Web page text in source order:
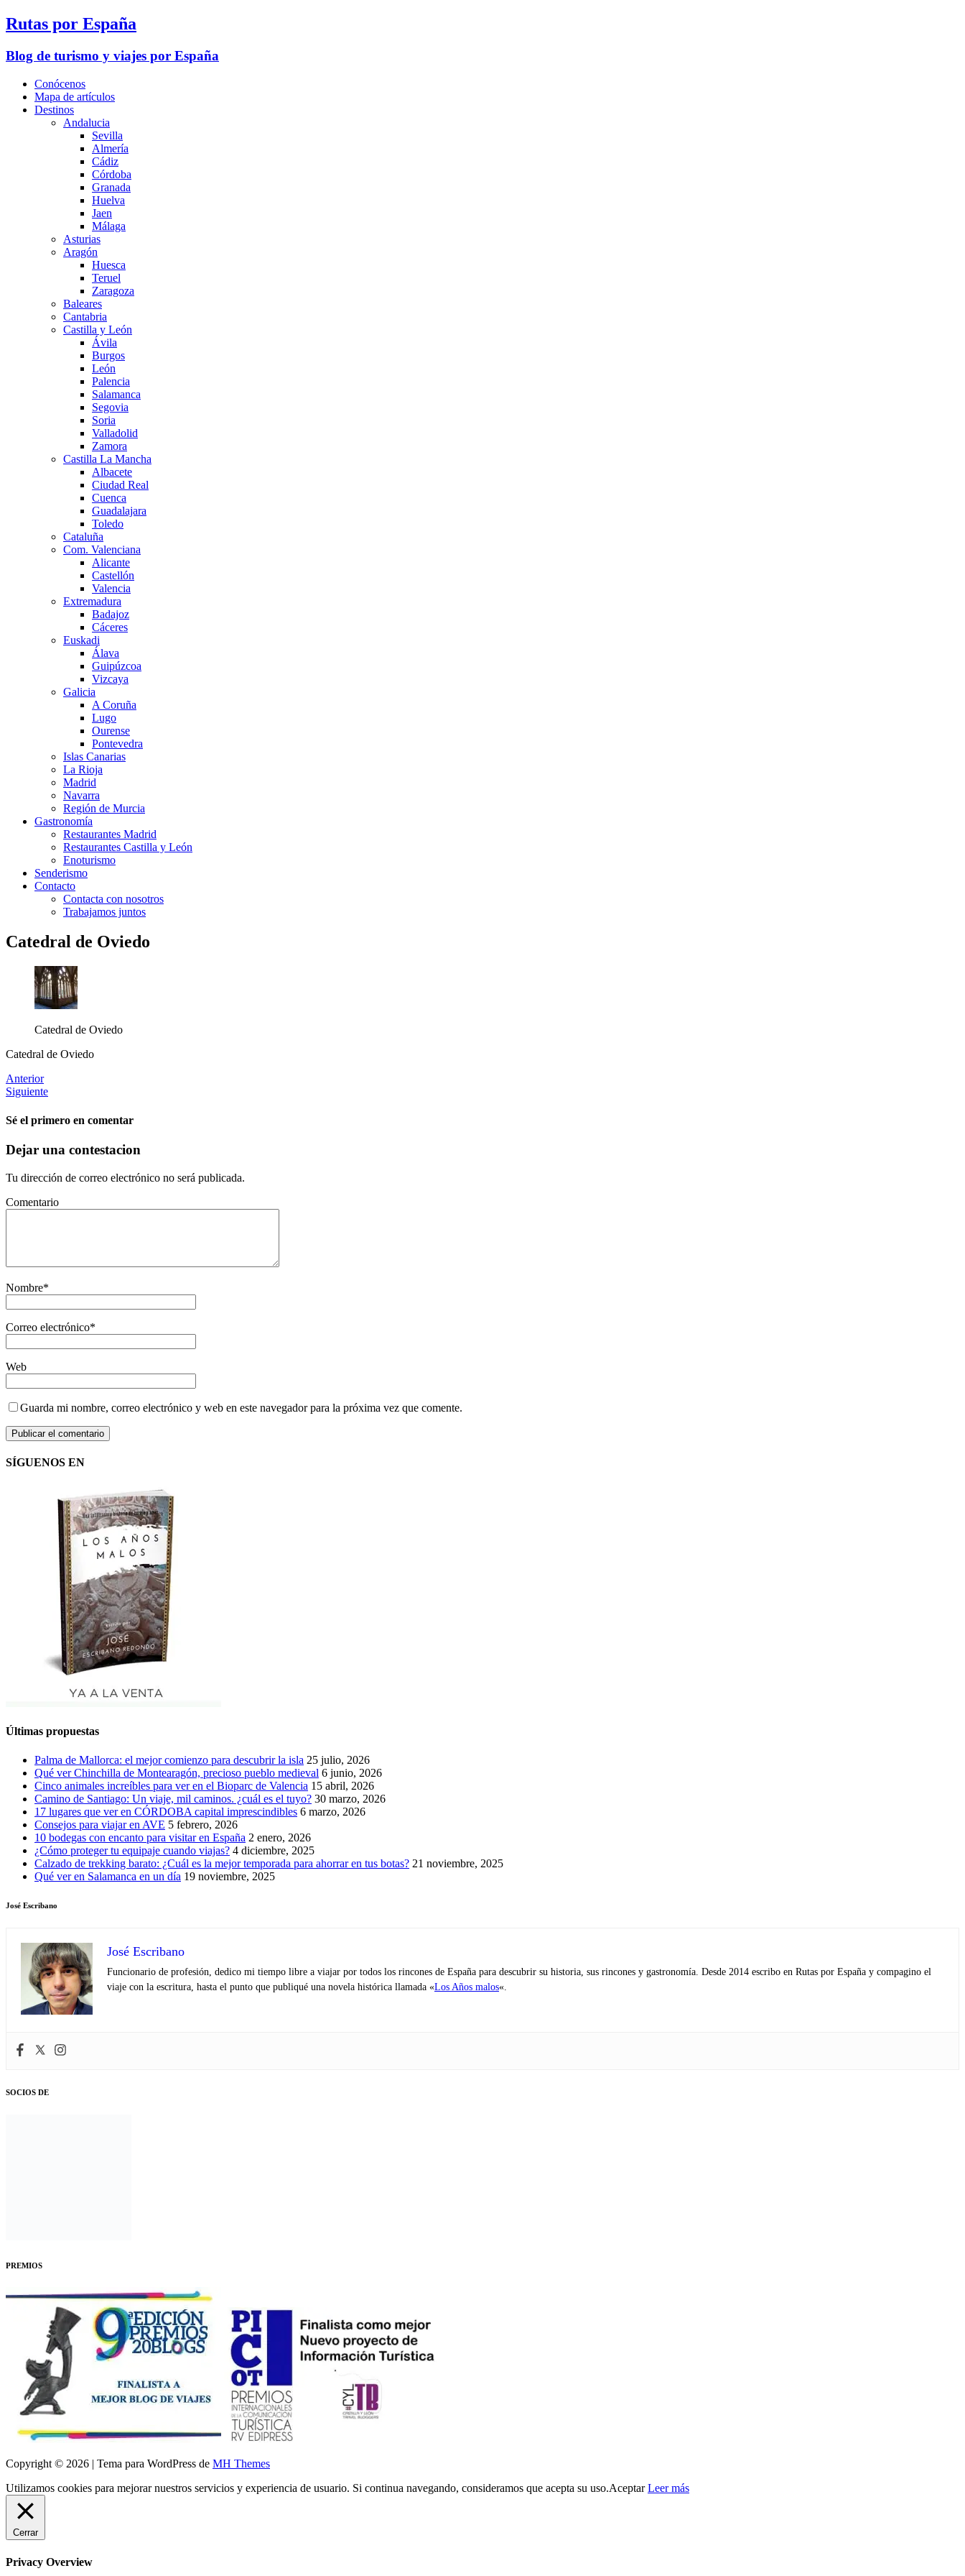
Rutas por España
Blog de turismo y viajes por España
Conócenos
Mapa de artículos
Destinos
Andalucia
Sevilla
Almería
Cádiz
Córdoba
Granada
Huelva
Jaen
Málaga
Asturias
Aragón
Huesca
Teruel
Zaragoza
Baleares
Cantabria
Castilla y León
Ávila
Burgos
León
Palencia
Salamanca
Segovia
Soria
Valladolid
Zamora
Castilla La Mancha
Albacete
Ciudad Real
Cuenca
Guadalajara
Toledo
Cataluña
Com. Valenciana
Alicante
Castellón
Valencia
Extremadura
Badajoz
Cáceres
Euskadi
Álava
Guipúzcoa
Vizcaya
Galicia
A Coruña
Lugo
Ourense
Pontevedra
Islas Canarias
La Rioja
Madrid
Navarra
Región de Murcia
Gastronomía
Restaurantes Madrid
Restaurantes Castilla y León
Enoturismo
Senderismo
Contacto
Contacta con nosotros
Trabajamos juntos
Catedral de Oviedo
Catedral de Oviedo
Catedral de Oviedo
Anterior
Siguiente
Sé el primero en comentar
Dejar una contestacion
Tu dirección de correo electrónico no será publicada.
Comentario
Nombre*
Correo electrónico*
Web
Guarda mi nombre, correo electrónico y web en este navegador para la próxima vez que comente.
SÍGUENOS EN
Últimas propuestas
Palma de Mallorca: el mejor comienzo para descubrir la isla 25 julio, 2026
Qué ver Chinchilla de Montearagón, precioso pueblo medieval 6 junio, 2026
Cinco animales increíbles para ver en el Bioparc de Valencia 15 abril, 2026
Camino de Santiago: Un viaje, mil caminos. ¿cuál es el tuyo? 30 marzo, 2026
17 lugares que ver en CÓRDOBA capital imprescindibles 6 marzo, 2026
Consejos para viajar en AVE 5 febrero, 2026
10 bodegas con encanto para visitar en España 2 enero, 2026
¿Cómo proteger tu equipaje cuando viajas? 4 diciembre, 2025
Calzado de trekking barato: ¿Cuál es la mejor temporada para ahorrar en tus botas? 21 noviembre, 2025
Qué ver en Salamanca en un día 19 noviembre, 2025
José Escribano
José Escribano
Funcionario de profesión, dedico mi tiempo libre a viajar por todos los rincones de España para descubrir su historia, sus rincones y gastronomía. Desde 2014 escribo en Rutas por España y compagino el
viaje con la escritura, hasta el punto que publiqué una novela histórica llamada «Los Años malos«.
SOCIOS DE
PREMIOS
Copyright © 2026 | Tema para WordPress de MH Themes
Utilizamos cookies para mejorar nuestros servicios y experiencia de usuario. Si continua navegando, consideramos que acepta su uso.Aceptar Leer más
Cerrar
Privacy Overview